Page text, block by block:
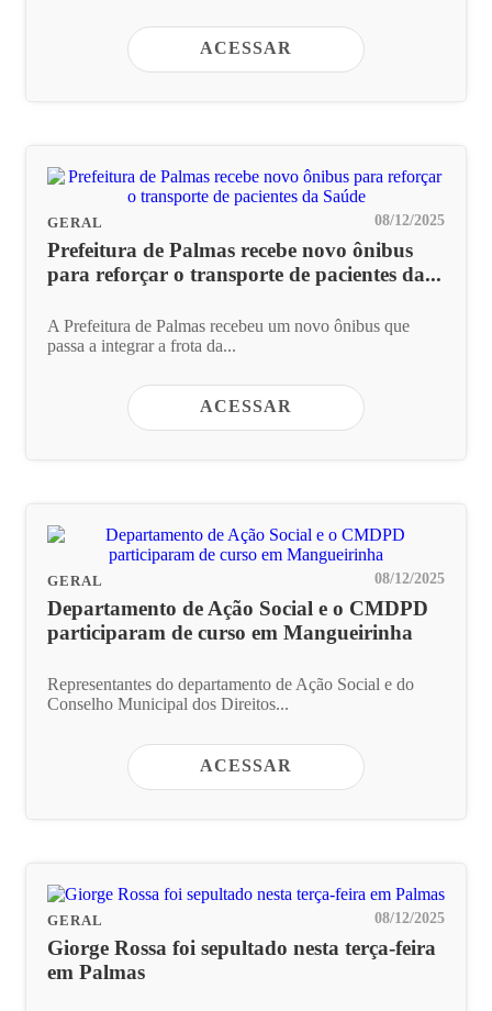
ACESSAR
GERAL 08/12/2025
Prefeitura de Palmas recebe novo ônibus
para reforçar o transporte de pacientes da...
A Prefeitura de Palmas recebeu um novo ônibus que
passa a integrar a frota da...
ACESSAR
GERAL 08/12/2025
Departamento de Ação Social e o CMDPD
participaram de curso em Mangueirinha
Representantes do departamento de Ação Social e do
Conselho Municipal dos Direitos...
ACESSAR
GERAL 08/12/2025
Giorge Rossa foi sepultado nesta terça-feira
em Palmas